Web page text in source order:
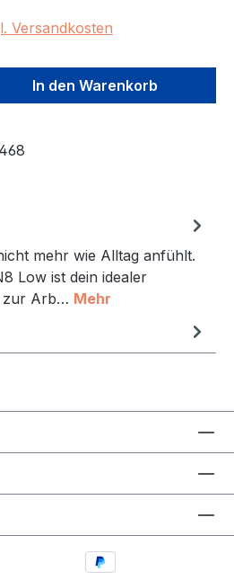
Versandkosten
Gib den
In den Warenkorb
mehr wie Alltag anfühlt.
Low ist dein idealer
zur Arb… Mehr